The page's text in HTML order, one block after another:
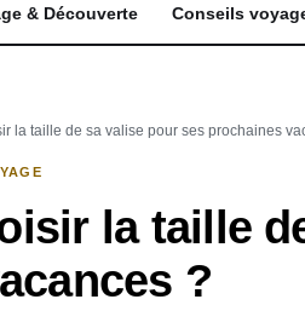
& Découverte Conseils
la taille de sa valise pour ses prochaines
la taille
?